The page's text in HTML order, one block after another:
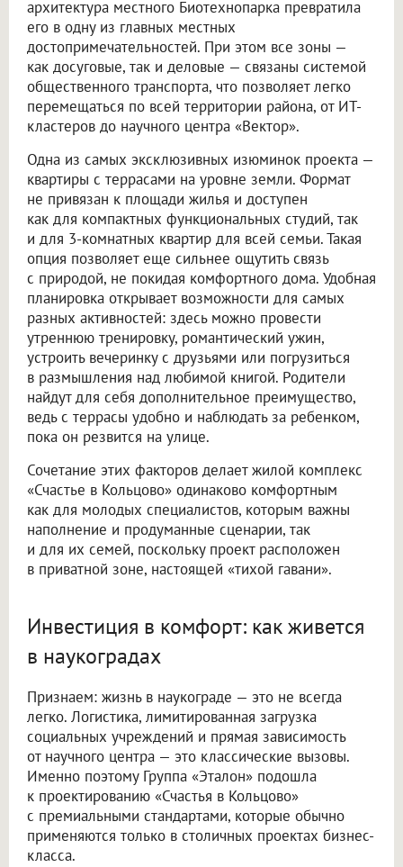
архитектура местного Биотехнопарка превратила
его в одну из главных местных
достопримечательностей. При этом все зоны —
как досуговые, так и деловые — связаны системой
общественного транспорта, что позволяет легко
перемещаться по всей территории района, от ИТ-
кластеров до научного центра «Вектор».
Одна из самых эксклюзивных изюминок проекта —
квартиры с террасами на уровне земли. Формат
не привязан к площади жилья и доступен
как для компактных функциональных студий, так
и для 3-комнатных квартир для всей семьи. Такая
опция позволяет еще сильнее ощутить связь
с природой, не покидая комфортного дома. Удобная
планировка открывает возможности для самых
разных активностей: здесь можно провести
утреннюю тренировку, романтический ужин,
устроить вечеринку с друзьями или погрузиться
в размышления над любимой книгой. Родители
найдут для себя дополнительное преимущество,
ведь с террасы удобно и наблюдать за ребенком,
пока он резвится на улице.
Сочетание этих факторов делает жилой комплекс
«Счастье в Кольцово» одинаково комфортным
как для молодых специалистов, которым важны
наполнение и продуманные сценарии, так
и для их семей, поскольку проект расположен
в приватной зоне, настоящей «тихой гавани».
Инвестиция в комфорт: как живется
в наукоградах
Признаем: жизнь в наукограде — это не всегда
легко. Логистика, лимитированная загрузка
социальных учреждений и прямая зависимость
от научного центра — это классические вызовы.
Именно поэтому Группа «Эталон» подошла
к проектированию «Счастья в Кольцово»
с премиальными стандартами, которые обычно
применяются только в столичных проектах бизнес-
класса.